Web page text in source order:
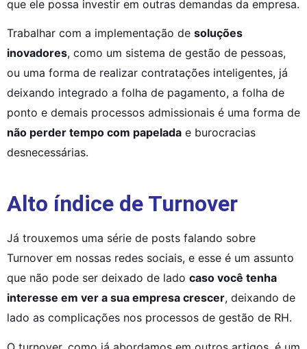
que ele possa investir em outras demandas da empresa.
Trabalhar com a implementação de soluções
inovadores, como um sistema de gestão de pessoas,
ou uma forma de realizar contratações inteligentes, já
deixando integrado a folha de pagamento, a folha de
não perder tempo com papelada e burocracias
desnecessárias.
Alto índice de Turnover
Já trouxemos uma série de posts falando sobre
Turnover em nossas redes sociais, e esse é um assunto
que não pode ser deixado de lado caso você tenha
interesse em ver a sua empresa crescer, deixando de
lado as complicações nos processos de gestão de RH.